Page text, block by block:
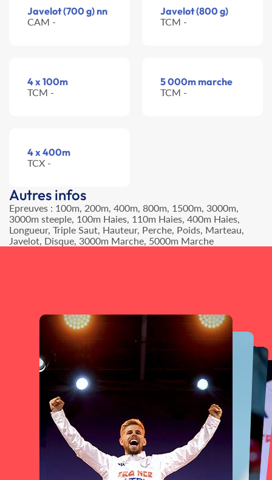
Javelot (700 g) nn
CAM -
Javelot (800 g)
TCM -
4 x 100m
TCM -
5 000m marche
TCM -
4 x 400m
TCX -
Autres infos
Epreuves : 100m, 200m, 400m, 800m, 1500m, 3000m,
3000m steeple, 100m Haies, 110m Haies, 400m Haies,
Longueur, Triple Saut, Hauteur, Perche, Poids, Marteau,
Javelot, Disque, 3000m Marche, 5000m Marche